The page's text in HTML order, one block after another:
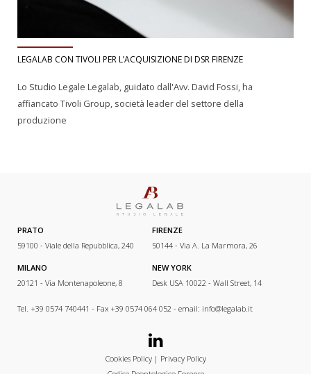
LEGALAB CON TIVOLI PER L’ACQUISIZIONE DI DSR FIRENZE
Lo Studio Legale Legalab, guidato dall'Avv. David Fossi, ha
affiancato Tivoli Group, società leader del settore della
produzione
PRATO
59100 - Viale della Repubblica, 240
FIRENZE
50144 - Via A. La Marmora, 26
MILANO
20121 - Via Montenapoleone, 8
NEW YORK
Desk USA 10022 - Wall Street, 14
Tel. +39 0574 740441 - Fax +39 0574 064 052 - email: info@legalab.it
Cookies Policy| Privacy Policy